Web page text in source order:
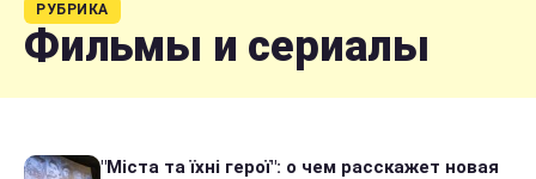
РУБРИКА
Фильмы и сериалы
"Міста та їхні герої": о чем расскажет новая